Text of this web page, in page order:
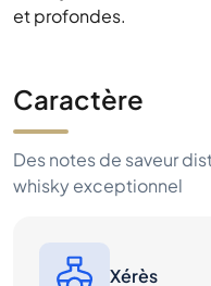
et profondes.
Caractère
Des notes de saveur
whisky exceptionnel
Xérès